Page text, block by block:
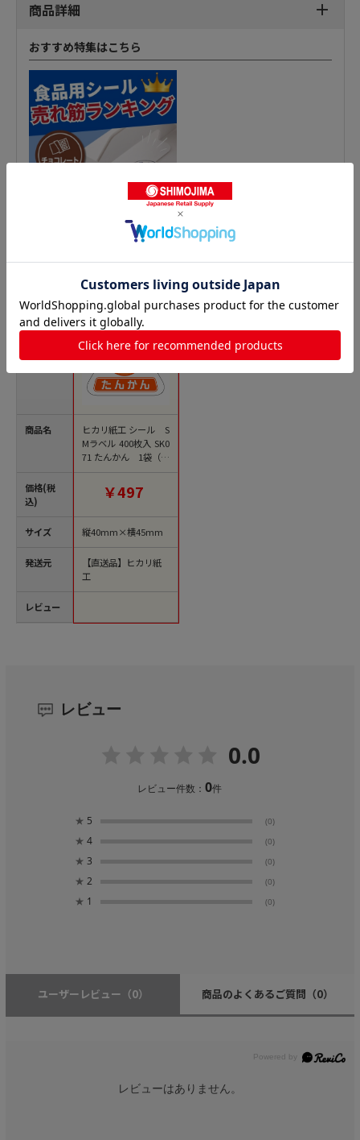
商品詳細
おすすめ特集はこちら
青果シールの人気商品との比較
商品名
価格(税
込)
サイズ
発送元
レビュー
ヒカリ紙工 シール S
Mラベル 400枚入 SK0
71 たんかん 1袋（ご
注文単位1袋）【直送
￥497
縦40mm×横45mm
【直送品】ヒカリ紙
工
レビュー
0.0
レビュー件数：0件
★ 5 (0)
★ 4 (0)
★ 3 (0)
★ 2 (0)
★ 1 (0)
ユーザーレビュー （0） 商品のよくあるご質問 （0）
レビューはありません。